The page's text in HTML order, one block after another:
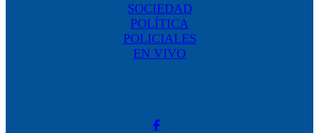
SOCIEDAD
POLÍTICA
POLICIALES
EN VIVO